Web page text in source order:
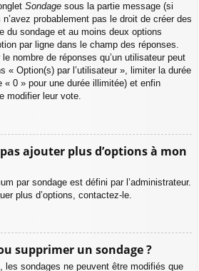
Sondage sous la partie message (si
probablement pas le droit de créer des
du sondage et au moins deux options
par ligne dans le champ des réponses.
nombre de réponses qu’un utilisateur peut
« Option(s) par l’utilisateur », limiter la durée
« 0 » pour une durée illimitée) et enfin
modifier leur vote.
ajouter plus d’options à mon
par sondage est défini par l’administrateur.
plus d’options, contactez-le.
supprimer un sondage ?
les sondages ne peuvent être modifiés que